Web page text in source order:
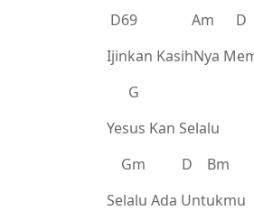
D69 Am D
Ijinkan KasihNya
G
Yesus Kan Selalu
Gm D Bm
Selalu Ada Untukmu